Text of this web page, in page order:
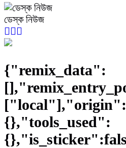
ডেস্ক নিউজ
{"remix_data":
{},"tools_used":